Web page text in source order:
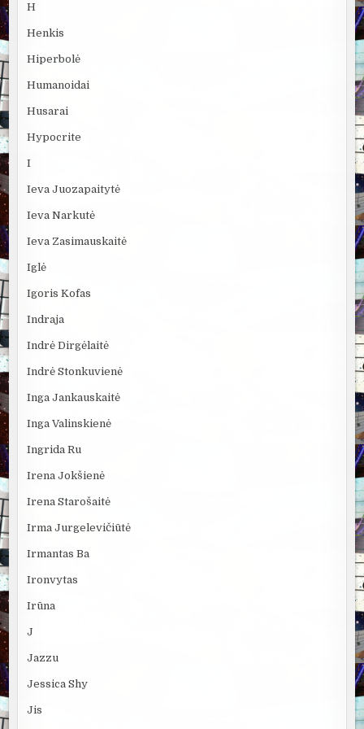
H
Henkis
Hiperbolė
Humanoidai
Husarai
Hypocrite
I
Ieva Juozapaitytė
Ieva Narkutė
Ieva Zasimauskaitė
Iglė
Igoris Kofas
Indraja
Indrė Dirgėlaitė
Indrė Stonkuvienė
Inga Jankauskaitė
Inga Valinskienė
Ingrida Ru
Irena Jokšienė
Irena Starošaitė
Irma Jurgelevičiūtė
Irmantas Ba
Ironvytas
Irūna
J
Jazzu
Jessica Shy
Jis